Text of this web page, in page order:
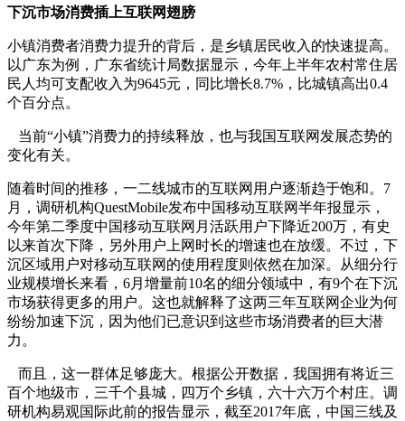
下沉市场消费插上互联网翅膀
小镇消费者消费力提升的背后，是乡镇居民收入的快速提高。
以广东为例，广东省统计局数据显示，今年上半年农村常住居
民人均可支配收入为9645元，同比增长8.7%，比城镇高出0.4
个百分点。
当前“小镇”消费力的持续释放，也与我国互联网发展态势的
变化有关。
随着时间的推移，一二线城市的互联网用户逐渐趋于饱和。7
月，调研机构QuestMobile发布中国移动互联网半年报显示，
今年第二季度中国移动互联网月活跃用户下降近200万，有史
以来首次下降，另外用户上网时长的增速也在放缓。不过，下
沉区域用户对移动互联网的使用程度则依然在加深。从细分行
业规模增长来看，6月增量前10名的细分领域中，有9个在下沉
市场获得更多的用户。这也就解释了这两三年互联网企业为何
纷纷加速下沉，因为他们已意识到这些市场消费者的巨大潜
力。
而且，这一群体足够庞大。根据公开数据，我国拥有将近三
百个地级市，三千个县城，四万个乡镇，六十六万个村庄。调
研机构易观国际此前的报告显示，截至2017年底，中国三线及